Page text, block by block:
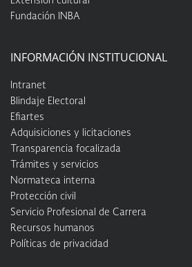
Fundación INBA
INFORMACIÓN INSTITUCIONAL
Intranet
Blindaje Electoral
Efiartes
Adquisiciones y licitaciones
Transparencia focalizada
Trámites y servicios
Normateca interna
Protección civil
Servicio Profesional de Carrera
Recursos humanos
Políticas de privacidad